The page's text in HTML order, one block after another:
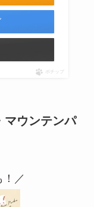
ポチップ
マウンテンパ
／